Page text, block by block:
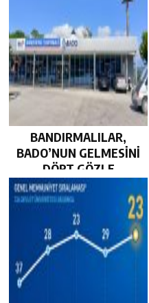
BANDIRMALILAR,
BADO’NUN GELMESİNİ
DÖRT GÖZLE
BEKLİYOR…